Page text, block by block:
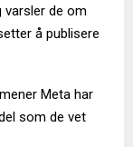
varsler de om
å publisere
Meta har
som de vet